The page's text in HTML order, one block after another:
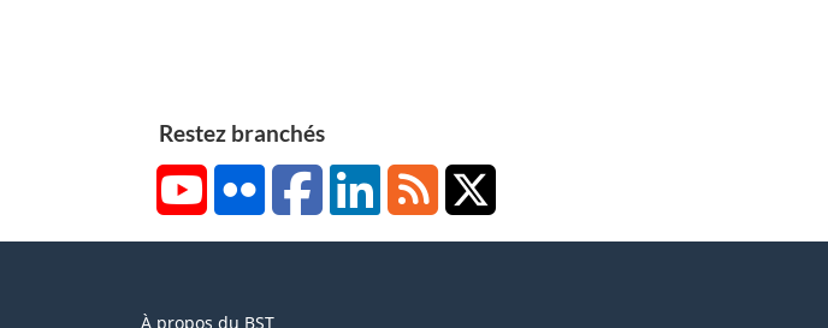
Restez branchés
YouTubeFlickr FacebookLinkedInRSS
À propos du BST